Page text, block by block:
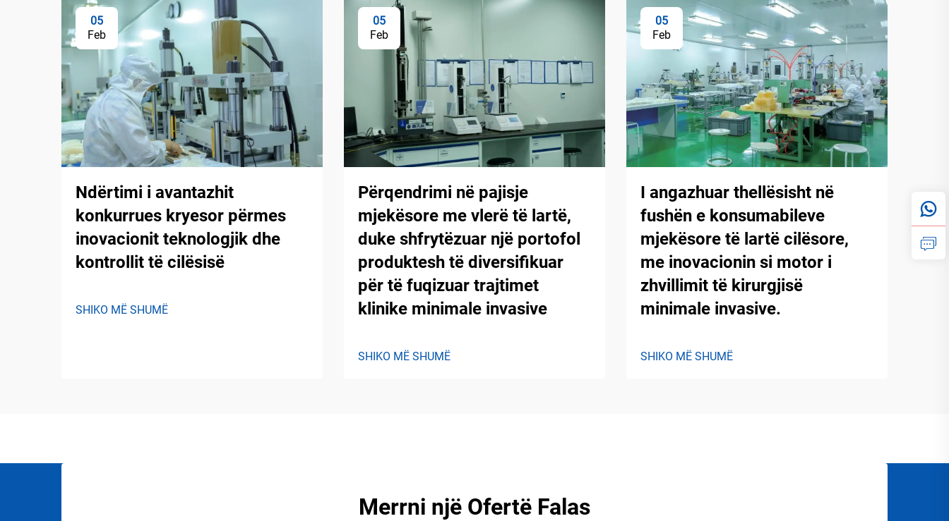
05
Feb
Ndërtimi i avantazhit
konkurrues kryesor përmes
inovacionit teknologjik dhe
kontrollit të cilësisë
SHIKO MË SHUMË
05
Feb
Përqendrimi në pajisje
mjekësore me vlerë të lartë,
duke shfrytëzuar një portofol
produktesh të diversifikuar
për të fuqizuar trajtimet
klinike minimale invasive
SHIKO MË SHUMË
05
Feb
I angazhuar thellësisht në
fushën e konsumabileve
mjekësore të lartë cilësore,
me inovacionin si motor i
zhvillimit të kirurgjisë
minimale invasive.
SHIKO MË SHUMË
Merrni një Ofertë Falas